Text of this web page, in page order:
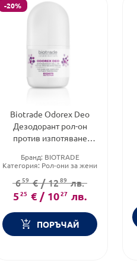
-20%
Biotrade Odorex Deo
Дезодорант рол-он
против изпотяване
Бранд: BIOTRADE
Категория: Рол-они за жени
659 € / 1289 лв.
525 € / 1027 лв.
ПОРЪЧАЙ